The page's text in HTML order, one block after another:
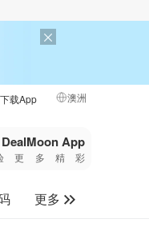
下载App 澳洲
中国
加拿大
App
更多精彩
更多